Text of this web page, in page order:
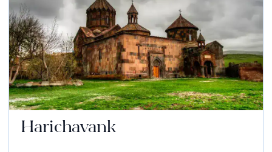
Harichavank